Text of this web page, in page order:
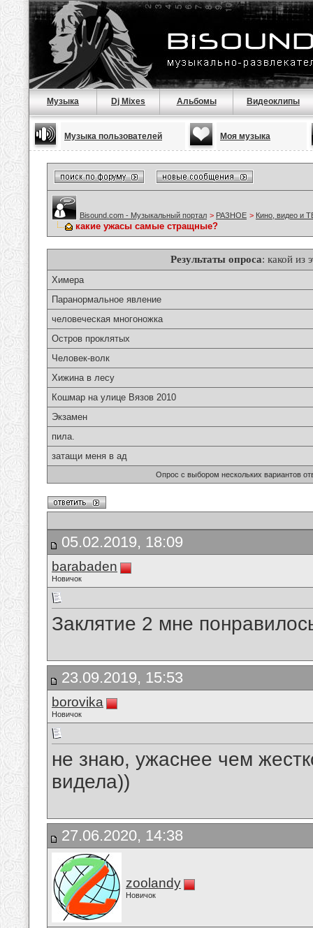
Музыка Dj Mixes Альбомы Видеоклипы
Музыка пользователей Моя музыка
Bisound.com - Музыкальный портал > РАЗНОЕ > Кино, видео и
какие ужасы самые стращные?
Результаты опроса: какой из
Химера
Паранормальное явление
человеческая многоножка
Остров проклятых
Человек-волк
Хижина в лесу
Кошмар на улице Вязов 2010
Экзамен
пила.
затащи меня в ад
Опрос с выбором нескольких вариантов
05.02.2019, 18:09
barabaden
Новичок
Заклятие 2 мне
23.09.2019, 15:53
borovika
Новичок
не знаю, ужаснее чем
видела))
27.06.2020, 14:38
zoolandy
Новичок